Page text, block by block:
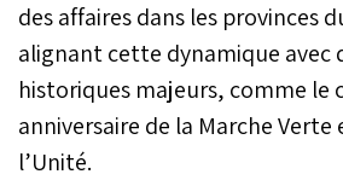
des affaires dans les provinces
alignant cette dynamique avec
historiques majeurs, comme le
anniversaire de la Marche Verte
l’Unité.